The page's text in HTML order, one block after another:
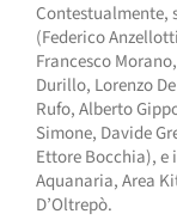
Contestualmente,
(Federico
Francesco
Durillo, Lorenzo
Rufo, Alberto
Simone, Davide
Ettore Bocchia), e
Aquanaria, Area
D’Oltrepò.